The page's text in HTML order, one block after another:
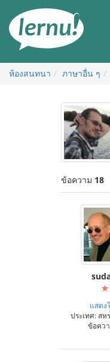
สารบัญ
ห้องสนทนา ภาษาอื่น ๆ
ข้อความ 18
แสดง
ประเทศ: ส
ข้อคว